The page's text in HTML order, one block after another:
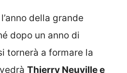
della grande
dopo un anno di
tornerà a formare la
Thierry Neuville e